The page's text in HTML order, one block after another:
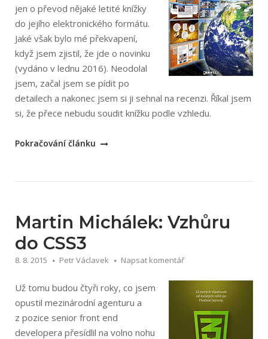
jen o převod nějaké letité knížky
do jejího elektronického formátu.
Jaké však bylo mé překvapení,
když jsem zjistil, že jde o novinku
(vydáno v lednu 2016). Neodolal
jsem, začal jsem se pídit po
detailech a nakonec jsem si ji sehnal na recenzi. Říkal jsem
si, že přece nebudu soudit knížku podle vzhledu.
„Jiří
Pokračování článku
Martin Michálek: Vzhůru
do CSS3
8. 8. 2015 Petr Václavek Napsat komentář
Už tomu budou čtyři roky, co jsem
opustil mezinárodní agenturu a
z pozice senior front end
developera přesídlil na volno nohu